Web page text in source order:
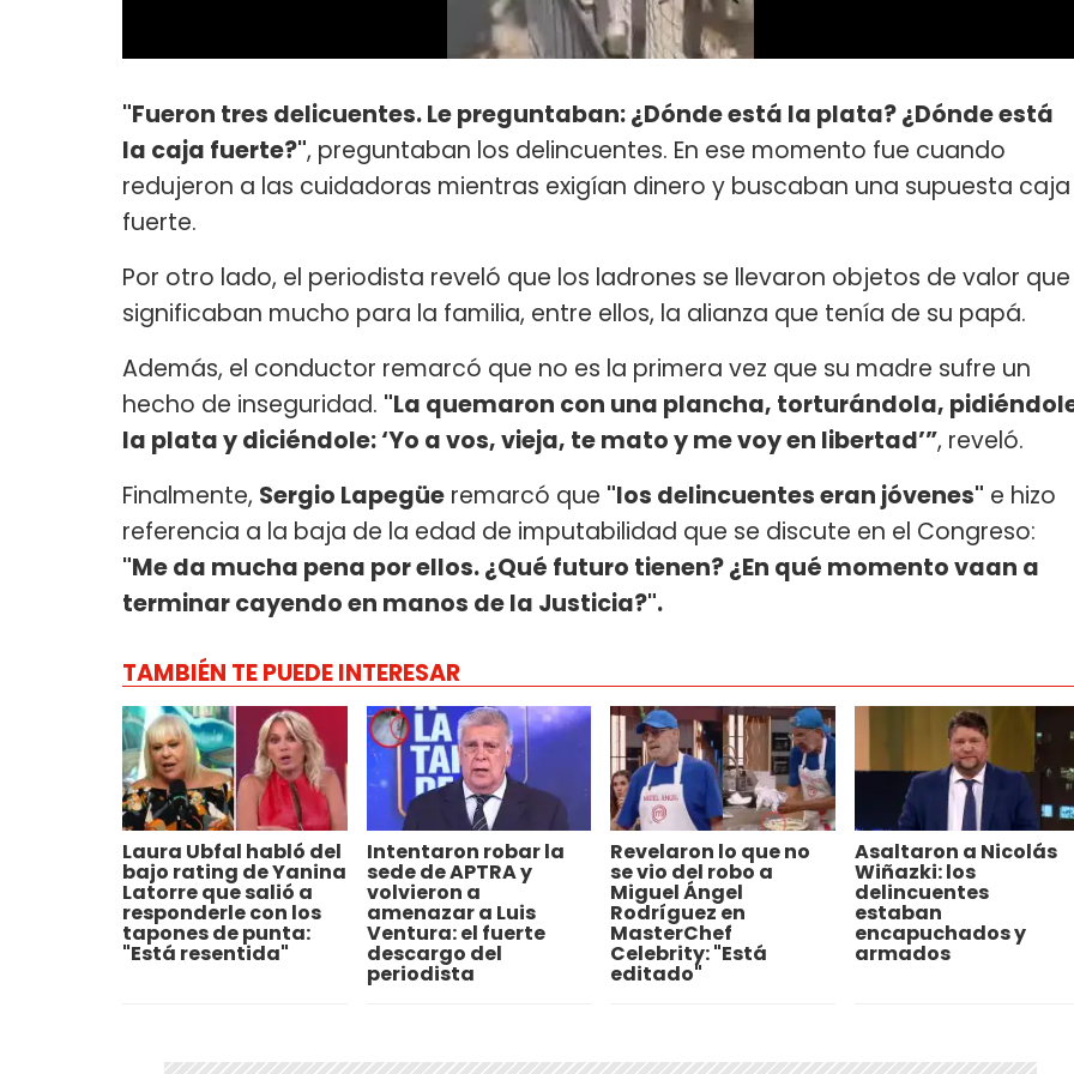
"Fueron tres delicuentes. Le preguntaban: ¿Dónde está la plata? ¿Dónde está
la caja fuerte?", preguntaban los delincuentes. En ese momento fue cuando
redujeron a las cuidadoras mientras exigían dinero y buscaban una supuesta caja
fuerte.
Por otro lado, el periodista reveló que los ladrones se llevaron objetos de valor que
significaban mucho para la familia, entre ellos, la alianza que tenía de su papá.
Además, el conductor remarcó que no es la primera vez que su madre sufre un
hecho de inseguridad. "La quemaron con una plancha, torturándola,
la plata y diciéndole: ‘Yo a vos, vieja, te mato y me voy en libertad’”, reveló.
Finalmente, Sergio Lapegüe remarcó que "los delincuentes eran jóvenes" e hizo
referencia a la baja de la edad de imputabilidad que se discute en el Congreso:
"Me da mucha pena por ellos. ¿Qué futuro tienen? ¿En qué momento vaan a
terminar cayendo en manos de la Justicia?".
TAMBIÉN TE PUEDE INTERESAR
Laura Ubfal habló del
bajo rating de Yanina
Latorre que salió a
responderle con los
tapones de punta:
"Está resentida"
Intentaron robar la
sede de APTRA y
volvieron a
amenazar a Luis
Ventura: el fuerte
descargo del
periodista
Revelaron lo que no
se vio del robo a
Miguel Ángel
Rodríguez en
MasterChef
Celebrity: "Está
editado"
Asaltaron a Nicolás
Wiñazki: los
delincuentes
estaban
encapuchados y
armados